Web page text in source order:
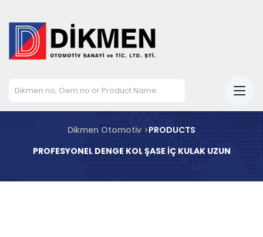
Dikmen Otomotiv >PRODUCTS
PROFESYONEL DENGE KOL ŞASE İÇ KULAK UZUN